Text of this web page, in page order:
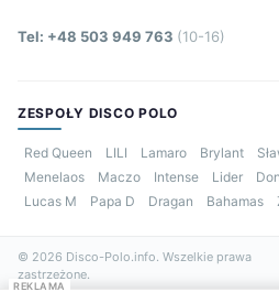
Tel: +48 503 949 763 (10-16)
ZESPOŁY DISCO POLO
Red Queen LILI Lamaro Brylant
Menelaos
Maczo Intense Lider
Lucas M
Papa D Dragan Bahamas
© 2026 Disco-Polo.info. Wszelkie prawa
zastrzeżone.
REKLAMA